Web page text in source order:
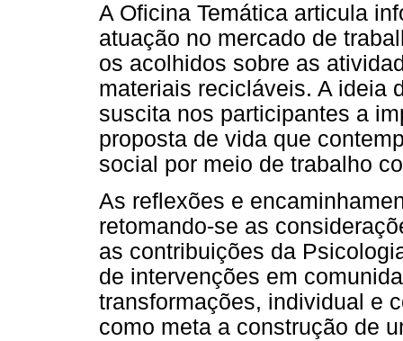
A Oficina Temática articula
atuação no mercado de
os acolhidos sobre as
materiais recicláveis. A ideia
suscita nos participantes a
proposta de vida que
social por meio de trabalho
As reflexões e
retomando-se as
as contribuições da
de intervenções em
transformações, individual e
como meta a construção de